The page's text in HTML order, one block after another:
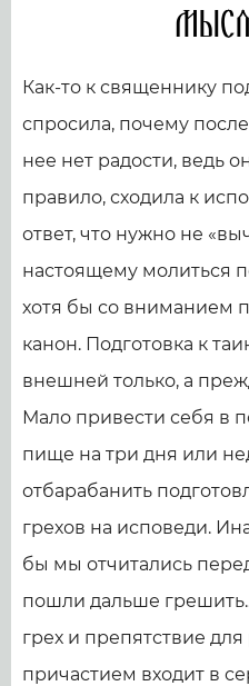
Как-то к священнику
спросила, почему
нее нет радости, ведь
правило, сходила к
ответ, что нужно не
настоящему молиться
хотя бы со вниманием
канон. Подготовка к
внешней только, а
Мало привести себя в
пище на три дня или
отбарабанить
грехов на исповеди.
бы мы отчитались
пошли дальше
грех и препятствие для
причастием входит в